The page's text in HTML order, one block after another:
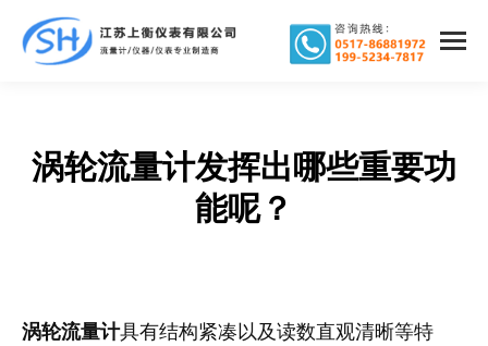
涡轮流量计发挥出哪些重要功
能呢？
您在这里：
涡轮流量计具有结构紧凑以及读数直观清晰等特